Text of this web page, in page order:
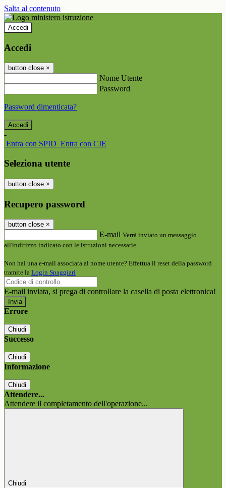
Salta al contenuto
Accedi
Accedi
button close ×
Nome Utente
Password
Password dimenticata?
-
Entra con SPID Entra con CIE
Seleziona utente
button close ×
Recupero password
button close ×
E-mail Verrà inviato un messaggio
all'indirizzo indicato con le istruzioni necessarie.
Non hai una e-mail associata al nome utente? Effettua il reset della password
tramite la Login Spaggiari
E-mail inviata, si prega di controllare la casella di posta elettronica!
Errore
Chiudi
Successo
Chiudi
Informazione
Chiudi
Attendere...
Attendere il completamento dell'operazione...
Chiudi